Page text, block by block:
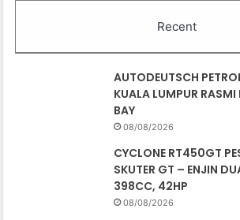
Recent
AUTODEUTSCH
KUALA LUMPUR RASMI
BAY
08/08/2026
CYCLONE RT450GT
SKUTER GT – ENJIN
398CC, 42HP
08/08/2026